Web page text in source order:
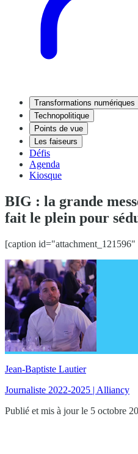
Transformations numériques
Technopolitique
Points de vue
Les faiseurs
Défis
Agenda
Kiosque
BIG : la grande
fait le plein pour
[caption
Jean-Baptiste Lautier
Journaliste 2022-2025 | Alliancy
Publié et mis à jour le 5 octobre